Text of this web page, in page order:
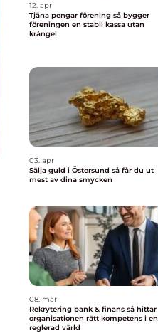
12. apr
Tjäna pengar förening så bygger
föreningen en stabil kassa utan
krångel
03. apr
Sälja guld i Östersund så får du ut
mest av dina smycken
08. mar
Rekrytering bank & finans så hittar
organisationen rätt kompetens i en
reglerad värld